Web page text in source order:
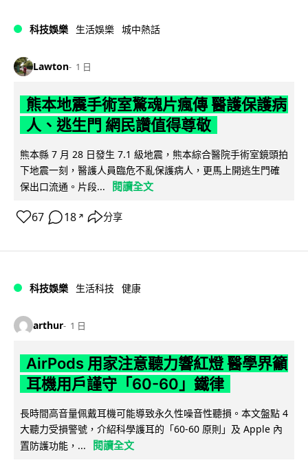
科技娛樂 生活娛樂 城中熱話
Lawton 1 日
熊本地震手術室驚魂片瘋傳 醫護保護病
人、逃生門 網民讚值得尊敬
熊本縣 7 月 28 日發生 7.1 級地震，熊本綜合醫院手術室鏡頭拍
下地震一刻，醫護人員臨危不亂保護病人，更馬上開逃生門確
保出口流通。片段...
閱讀全文
67 18 ↗ 分享
科技娛樂 生活科技 健康
arthur 1 日
AirPods 用家注意聽力響紅燈 醫學界籲
耳機用戶謹守「60-60」鐵律
長時間高音量佩戴耳機可能導致永久性噪音性聽損。本文盤點 4
大聽力受損警號，介紹科學護耳的「60-60 原則」及 Apple 內
置防護功能，...
閱讀全文